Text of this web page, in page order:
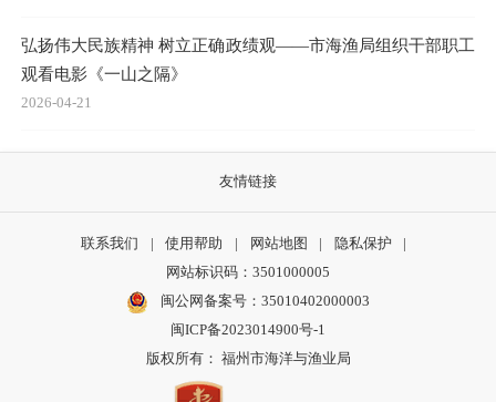
弘扬伟大民族精神 树立正确政绩观——市海渔局组织干部职工
观看电影《一山之隔》
2026-04-21
友情链接
联系我们 | 使用帮助 | 网站地图 | 隐私保护
|
网站标识码：3501000005
闽公网备案号：35010402000003
闽ICP备2023014900号-1
版权所有： 福州市海洋与渔业局